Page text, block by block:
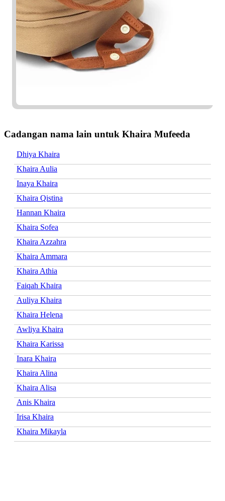
Cadangan nama lain untuk Khaira Mufeeda
Dhiya Khaira
Khaira Aulia
Inaya Khaira
Khaira Qistina
Hannan Khaira
Khaira Sofea
Khaira Azzahra
Khaira Ammara
Khaira Athia
Faiqah Khaira
Auliya Khaira
Khaira Helena
Awliya Khaira
Khaira Karissa
Inara Khaira
Khaira Alina
Khaira Alisa
Anis Khaira
Irisa Khaira
Khaira Mikayla